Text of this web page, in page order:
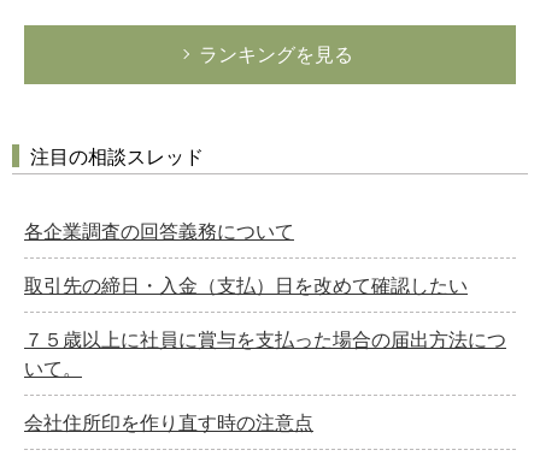
ランキングを見る
注目の相談スレッド
各企業調査の回答義務について
取引先の締日・入金（支払）日を改めて確認したい
７５歳以上に社員に賞与を支払った場合の届出方法につ
いて。
会社住所印を作り直す時の注意点